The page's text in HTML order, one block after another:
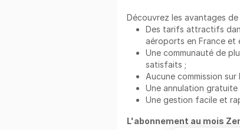
Découvrez les avantages de
Des tarifs attractifs
aéroports en France et
Une communauté de
satisfaits ;
Aucune commission sur
Une annulation
Une gestion facile et
L'abonnement au mois